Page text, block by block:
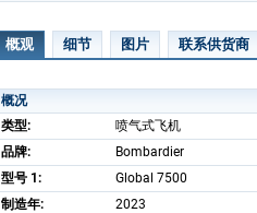
概观 细节 图片 联系供货商
概况
类型:
喷气式飞机
品牌:
Bombardier
型号 1:
Global 7500
制造年:
2023